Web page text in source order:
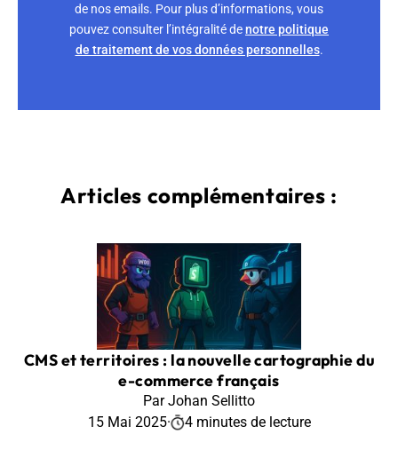
de nos emails. Pour plus d’informations, vous
pouvez consulter l’intégralité denotre politique
de traitement de vos données personnelles.
Articles complémentaires :
CMS et territoires : la nouvelle cartographie du
e-commerce français
Par Johan Sellitto
15 Mai 2025· 4 minutes de lecture